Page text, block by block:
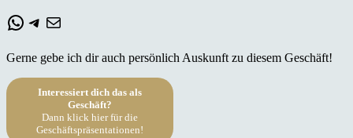
WhatsApp
Telegram
E-Mail
Gerne gebe ich dir auch persönlich Auskunft zu diesem Geschäft!
Interessiert dich das als
Geschäft?
Dann klick hier für die
Geschäftspräsentationen!